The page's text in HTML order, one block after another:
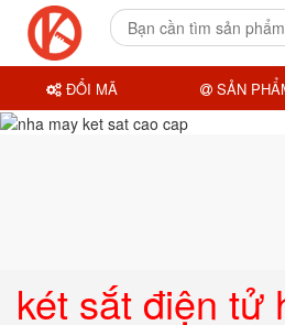
két sắt điện tử
ĐỔI MÃ SẢN